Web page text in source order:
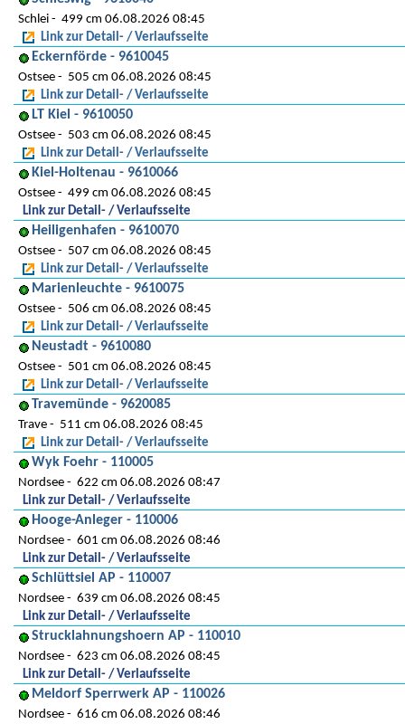
Schlei
499 cm 06.08.2026 08:45
Link zur Detail- / Verlaufsseite
Eckernförde - 9610045
Ostsee
505 cm 06.08.2026 08:45
Link zur Detail- / Verlaufsseite
LT Kiel - 9610050
Ostsee
503 cm 06.08.2026 08:45
Link zur Detail- / Verlaufsseite
Kiel-Holtenau - 9610066
Ostsee
499 cm 06.08.2026 08:45
Link zur Detail- / Verlaufsseite
Heiligenhafen - 9610070
Ostsee
507 cm 06.08.2026 08:45
Link zur Detail- / Verlaufsseite
Marienleuchte - 9610075
Ostsee
506 cm 06.08.2026 08:45
Link zur Detail- / Verlaufsseite
Neustadt - 9610080
Ostsee
501 cm 06.08.2026 08:45
Link zur Detail- / Verlaufsseite
Travemünde - 9620085
Trave
511 cm 06.08.2026 08:45
Link zur Detail- / Verlaufsseite
Wyk Foehr - 110005
Nordsee
622 cm 06.08.2026 08:47
Link zur Detail- / Verlaufsseite
Hooge-Anleger - 110006
Nordsee
601 cm 06.08.2026 08:46
Link zur Detail- / Verlaufsseite
Schlüttsiel AP - 110007
Nordsee
639 cm 06.08.2026 08:45
Link zur Detail- / Verlaufsseite
Strucklahnungshoern AP - 110010
Nordsee
623 cm 06.08.2026 08:45
Link zur Detail- / Verlaufsseite
Meldorf Sperrwerk AP - 110026
Nordsee 616 cm 06.08.2026 08:46